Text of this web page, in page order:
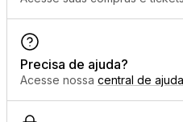
Precisa de ajuda?
Acesse nossa central de ajuda